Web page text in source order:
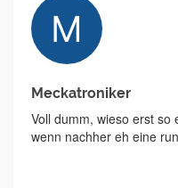
Meckatroniker
Voll dumm, wieso erst so
wenn nachher eh eine